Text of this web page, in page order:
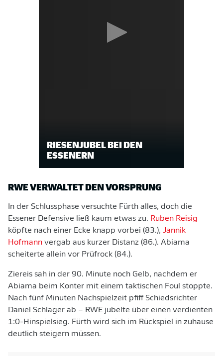
RIESENJUBEL BEI DEN
ESSENERN
RWE VERWALTET DEN VORSPRUNG
In der Schlussphase versuchte Fürth alles, doch die
Essener Defensive ließ kaum etwas zu. Ruben Reisig
köpfte nach einer Ecke knapp vorbei (83.), Jannik
Hofmann vergab aus kurzer Distanz (86.). Abiama
scheiterte allein vor Prüfrock (84.).
Ziereis sah in der 90. Minute noch Gelb, nachdem er
Abiama beim Konter mit einem taktischen Foul stoppte.
Nach fünf Minuten Nachspielzeit pfiff Schiedsrichter
Daniel Schlager ab – RWE jubelte über einen verdienten
1:0-Hinspielsieg. Fürth wird sich im Rückspiel in zuhause
deutlich steigern müssen.